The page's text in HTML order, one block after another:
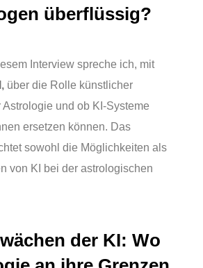
überflüssig?
Interview spreche ich, mit
über die Rolle künstlicher
Astrologie und ob KI-Systeme
ersetzen können. Das
sowohl die Möglichkeiten als
von KI bei der astrologischen
der KI: Wo